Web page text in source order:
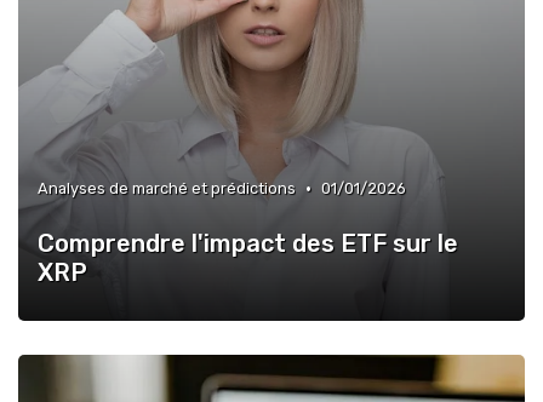
Analyses de marché et prédictions • 01/01/2026
Comprendre l'impact des ETF sur le
XRP